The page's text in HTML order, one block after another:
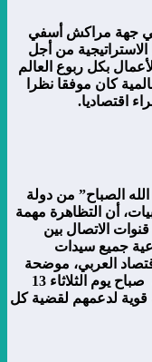
جهة مراكش أسفي
من أجل
بكل ربوع العالم
كان موفقا نظرا
اقتصاديا.
الصباح” من دولة
أن التظاهرة مهمة
الاتصال بين
جميع سيدات
العربي، موضحة
بان المشاركات في هذا الملتقى سيتوجهون صباح يوم الثلاثاء 13
قوية لدعمهم لقضية كل